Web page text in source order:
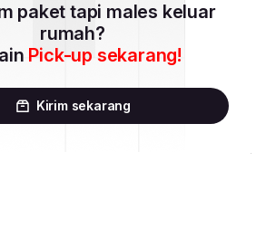
paket tapi males keluar
rumah?
Pick-up sekarang!
Kirim sekarang